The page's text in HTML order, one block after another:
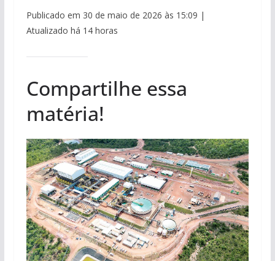
Publicado em 30 de maio de 2026 às 15:09 |
Atualizado há 14 horas
Compartilhe essa
matéria!